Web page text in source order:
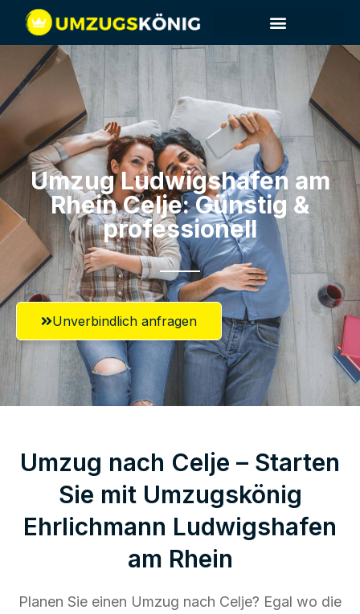
Umzug Ludwigshafen am
Rhein​ Celje: Günstig &
professionell​
Unverbindlich anfragen
Umzug nach Celje – Starten
Sie mit Umzugskönig
Ehrlichmann Ludwigshafen
am Rhein
Planen Sie einen Umzug nach Celje? Egal wo die